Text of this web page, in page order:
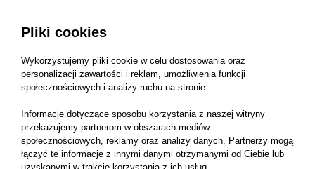
dla osób, które chcą dostać się na bardzo oblegane
kierunki studiów - takie jak medycyna czy farmacja.
Tam liczy się każdy punkt!
Aby zajrzeć do swojej pracy maturalnej i zobaczyć, w
jaki sposób została ona oceniona przez egzaminatora,
musisz złożyć wniosek do dyrektora Okręgowej Komisji
Pliki cookies
Wykorzystujemy pliki cookie w celu dostosowania oraz
personalizacji zawartości i reklam, umożliwienia funkcji
społecznościowych i analizy ruchu na stronie.
Informacje dotyczące sposobu korzystania z naszej witryny
przekazujemy partnerom w obszarach mediów
społecznościowych, reklamy oraz analizy danych. Partnerzy mogą
łączyć te informacje z innymi danymi otrzymanymi od Ciebie lub
uzyskanymi w trakcie korzystania z ich usług.